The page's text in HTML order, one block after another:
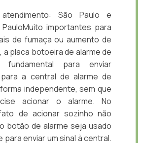
São Paulo e
importantes para
de fumaça ou aumento de
placa botoeira de alarme de
para enviar
a central de alarme de
independente, sem que
acionar o alarme. No
de acionar sozinho não
botão de alarme seja usado
para enviar um sinal à central.